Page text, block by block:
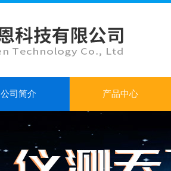
公司简介 产品中心